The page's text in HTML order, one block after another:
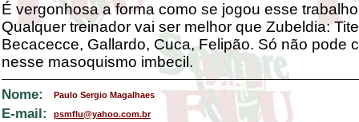
É vergonhosa a forma como se jogou esse
Qualquer treinador vai ser melhor que Zubeldia:
Becacecce, Gallardo, Cuca, Felipão. Só não pode
nesse masoquismo imbecil.
Nome: Paulo Sergio Magalhaes
E-mail: psmflu@yahoo.com.br